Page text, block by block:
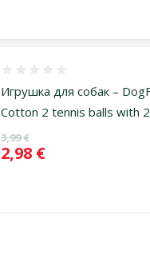
Игрушка для собак –
Cotton 2 tennis balls with
Исходная цена
3,99 €
Цена
2,98 €